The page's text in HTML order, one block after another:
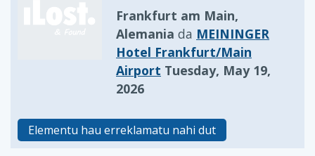
Frankfurt am Main,
Alemania da MEININGER
Hotel Frankfurt/Main
Airport Tuesday, May 19,
2026
Elementu hau erreklamatu nahi dut